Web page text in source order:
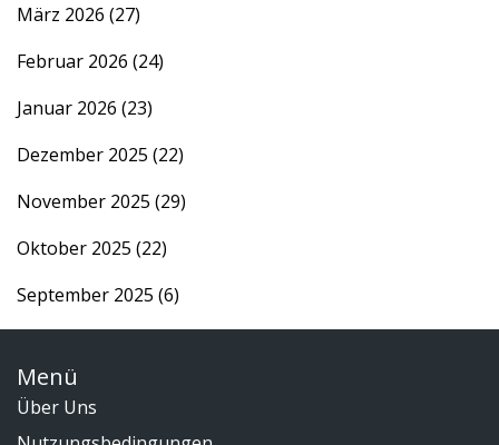
März 2026 (27)
Februar 2026 (24)
Januar 2026 (23)
Dezember 2025 (22)
November 2025 (29)
Oktober 2025 (22)
September 2025 (6)
Menü
Über Uns